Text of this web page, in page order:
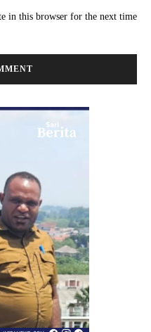
in this browser for the next time